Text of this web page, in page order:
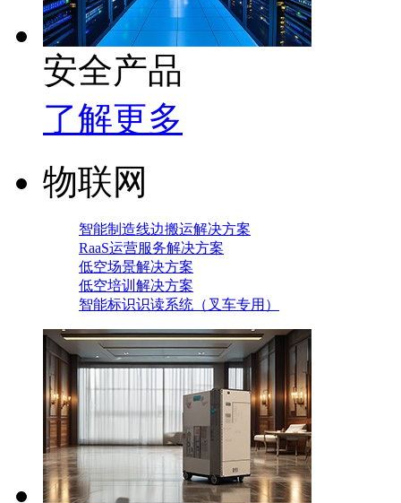
安全产品
了解更多
物联网
智能制造线边搬运解决方案
RaaS运营服务解决方案
低空场景解决方案
低空培训解决方案
智能标识识读系统（叉车专用）